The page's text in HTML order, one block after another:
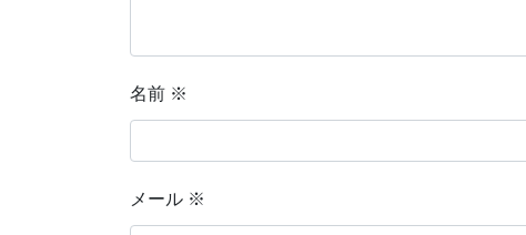
名前 ※
メール ※